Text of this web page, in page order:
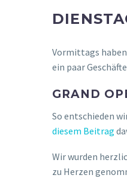
Vormittags
ein paar
GRAND
So entschieden
diesem Beitrag
Wir wurden
zu Herzen